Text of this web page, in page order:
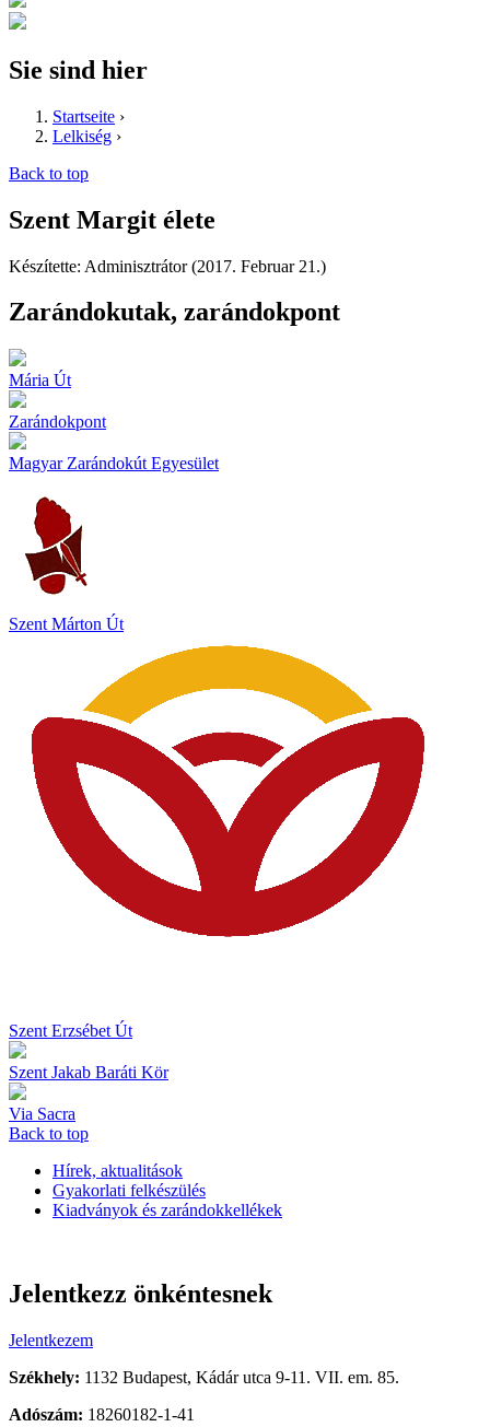
Sie sind hier
Startseite ›
Lelkiség ›
Back to top
Szent Margit élete
Készítette: Adminisztrátor (2017. Februar 21.)
Zarándokutak, zarándokpont
Mária Út
Zarándokpont
Magyar Zarándokút Egyesület
Szent Márton Út
Szent Erzsébet Út
Szent Jakab Baráti Kör
Via Sacra
Back to top
Hírek, aktualitások
Gyakorlati felkészülés
Kiadványok és zarándokkellékek
Jelentkezz önkéntesnek
Jelentkezem
Székhely: 1132 Budapest, Kádár utca 9-11. VII. em. 85.
Adószám: 18260182-1-41